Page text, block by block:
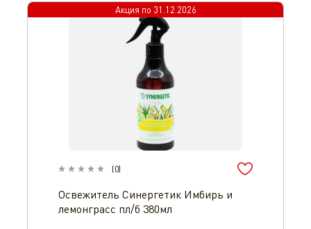
Акция по 31.12.2026
(0)
Освежитель Синергетик Имбирь и
лемонграсс пл/б 380мл